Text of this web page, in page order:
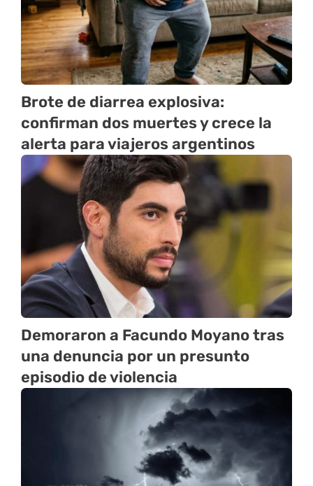
Brote de diarrea explosiva:
confirman dos muertes y crece la
alerta para viajeros argentinos
Demoraron a Facundo Moyano tras
una denuncia por un presunto
episodio de violencia